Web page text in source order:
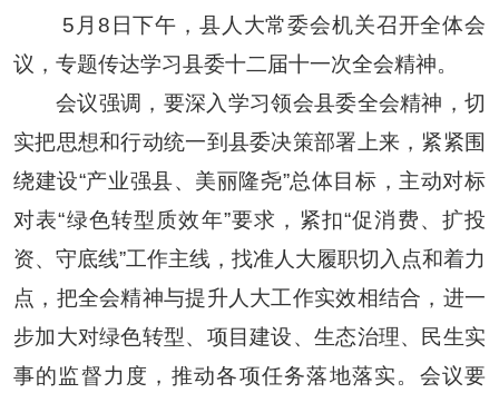
5月8日下午，县人大常委会机关召开全体会
议，专题传达学习县委十二届十一次全会精神。
会议强调，要深入学习领会县委全会精神，切
实把思想和行动统一到县委决策部署上来，紧紧围
绕建设“产业强县、美丽隆尧”总体目标，主动对标
对表“绿色转型质效年”要求，紧扣“促消费、扩投
资、守底线”工作主线，找准人大履职切入点和着力
点，把全会精神与提升人大工作实效相结合，进一
步加大对绿色转型、项目建设、生态治理、民生实
事的监督力度，推动各项任务落地落实。会议要